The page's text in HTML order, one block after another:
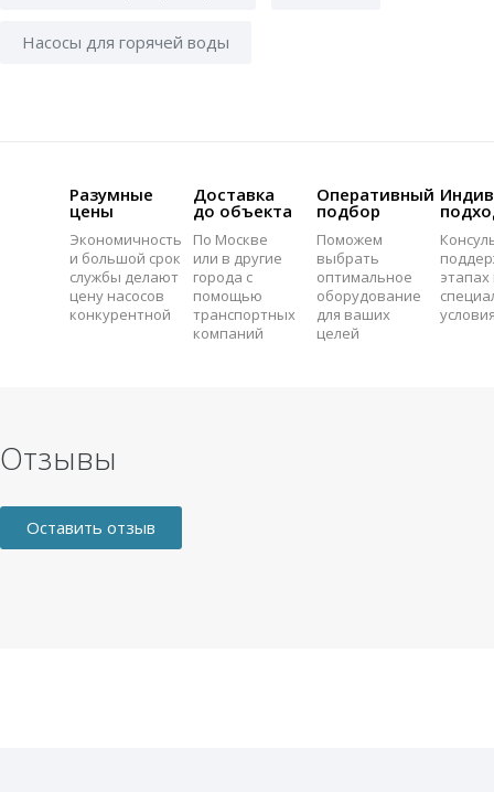
Насосы для горячей воды
Разумные
цены
Экономичность
и большой срок
службы делают
цену насосов
конкурентной
Доставка
до объекта
По Москве
или в другие
города с
помощью
транспортных
компаний
Оперативный
подбор
Поможем
выбрать
оптимальное
оборудование
для ваших
целей
этапах
Отзывы
Оставить отзыв